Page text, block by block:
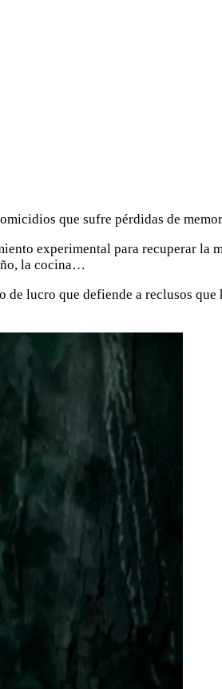
que sufre pérdidas de
experimental para recuperar la
la cocina…
lucro que defiende a reclusos que